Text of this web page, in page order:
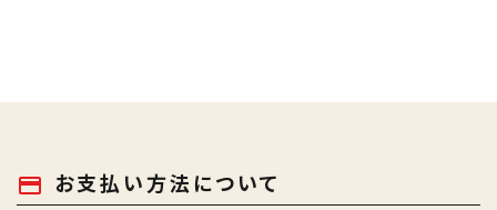
payment お支払い方法について